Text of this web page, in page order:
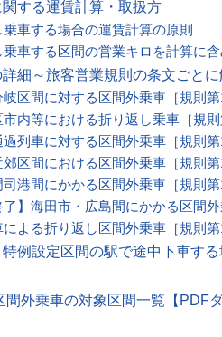
する運賃計算・取扱方
車する場合の運賃計算の原則
車する区間の営業キロを計算に含
細～旅客営業規則の条文ごとに
区間に対する区間外乗車［規則第
内等における折り返し乗車［規則
列車に対する区間外乗車［規則第
区間における区間外乗車［規則第
港間にかかる区間外乗車［規則第
了】海田市・広島間にかかる区間
よる折り返し区間外乗車［規則第
特例設定区間の駅で途中下車す
外乗車の対象区間一覧【PDF